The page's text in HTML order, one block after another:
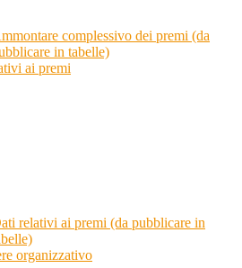
complessivo dei premi (da
in tabelle)
ai premi
relativi ai premi (da pubblicare in
organizzativo